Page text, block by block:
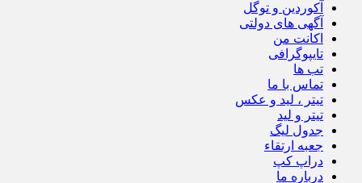
آکوردین و توگل
آگهی های دولتی
اکانت من
تایپوگرافی
تب ها
تماس با ما
تیتر ، لید و عکس
تیتر و لید
جدول لیگ
جعبه ارتقاء
دراپ کپ
درباره ما